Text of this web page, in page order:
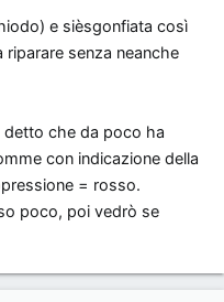
e sièsgonfiata così
senza neanche
che da poco ha
con indicazione della
= rosso.
poco, poi vedrò se